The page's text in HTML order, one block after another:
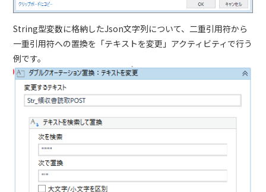
String型変数に格納したJson文字列について、二重引用符から
一重引用符への置換を「テキストを変更」アクティビティで行う
例です。